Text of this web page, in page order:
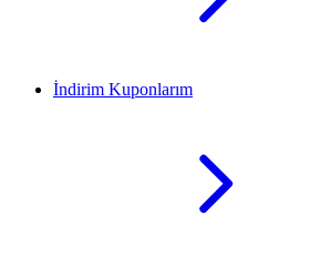
İndirim Kuponlarım